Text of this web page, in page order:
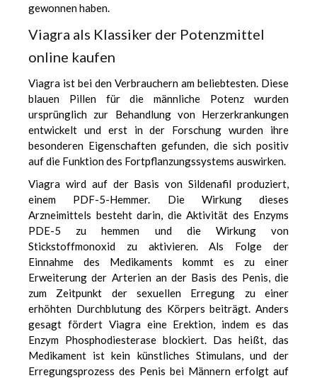
gewonnen haben.
Viagra als Klassiker der Potenzmittel
online kaufen
Viagra ist bei den Verbrauchern am beliebtesten. Diese
blauen Pillen für die männliche Potenz wurden
ursprünglich zur Behandlung von Herzerkrankungen
entwickelt und erst in der Forschung wurden ihre
besonderen Eigenschaften gefunden, die sich positiv
auf die Funktion des Fortpflanzungssystems auswirken.
Viagra wird auf der Basis von Sildenafil produziert,
einem PDF-5-Hemmer. Die Wirkung dieses
Arzneimittels besteht darin, die Aktivität des Enzyms
PDE-5 zu hemmen und die Wirkung von
Stickstoffmonoxid zu aktivieren. Als Folge der
Einnahme des Medikaments kommt es zu einer
Erweiterung der Arterien an der Basis des Penis, die
zum Zeitpunkt der sexuellen Erregung zu einer
erhöhten Durchblutung des Körpers beiträgt. Anders
gesagt fördert Viagra eine Erektion, indem es das
Enzym Phosphodiesterase blockiert. Das heißt, das
Medikament ist kein künstliches Stimulans, und der
Erregungsprozess des Penis bei Männern erfolgt auf